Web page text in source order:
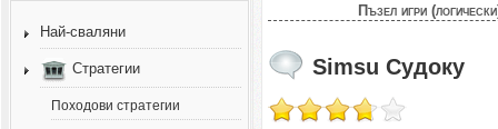
Най-сваляни
Стратегии
Походови стратегии
Пъзел игри
Simsu Судоку